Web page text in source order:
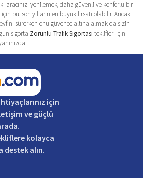
aracınızı yenilemek, daha güvenli ve konforlu bir
bu, son yılların en büyük fırsatı olabilir. Ancak
sürerken onu güvence altına almak da sizin
sigorta Zorunlu Trafik Sigortası teklifleri için
için
ve güçlü
kolayca
destek alın.